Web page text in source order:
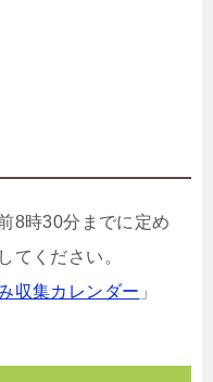
8時30分までに定め
てください。
収集カレンダー 」